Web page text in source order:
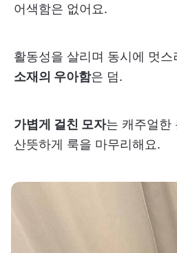
어색함은 없어요.
활동성을 살리며 동시에 멋
소재의 우아함은 덤.
가볍게 걸친 모자는 캐주얼한
산뜻하게 룩을 마무리해요.